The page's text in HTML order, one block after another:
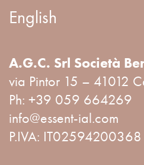
English
A.G.C. Srl Società
via Pintor 15 – 41012
Ph: +39 059 664269
info@essent-ial.com
P.IVA: IT02594200368